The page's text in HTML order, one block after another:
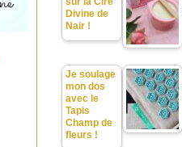
Divine de
Nair !
Je soulage
mon dos
avec le
Tapis
Champ de
fleurs !